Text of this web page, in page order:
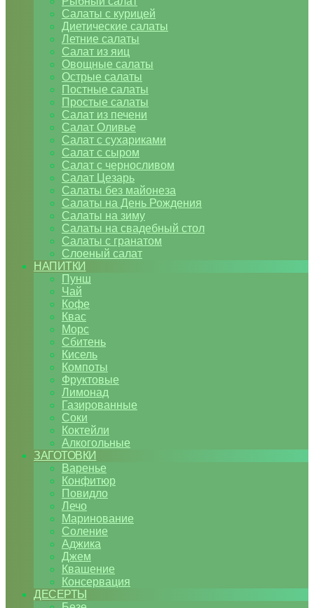
Салаты с курицей
Диетические салаты
Летние салаты
Салат из яиц
Овощные салаты
Острые салаты
Постные салаты
Простые салаты
Салат из печени
Салат Оливье
Салат с сухариками
Салат с сыром
Салат с черносливом
Салат Цезарь
Салаты без майонеза
Салаты на День Рождения
Салаты на зиму
Салаты на свадебный стол
Салаты с гранатом
Слоеный салат
НАПИТКИ
Пунш
Чай
Кофе
Квас
Морс
Сбитень
Кисель
Компоты
Фруктовые
Лимонад
Газированные
Соки
Коктейли
Алкогольные
ЗАГОТОВКИ
Варенье
Конфитюр
Повидло
Лечо
Маринование
Соление
Аджика
Джем
Квашение
Консервация
ДЕСЕРТЫ